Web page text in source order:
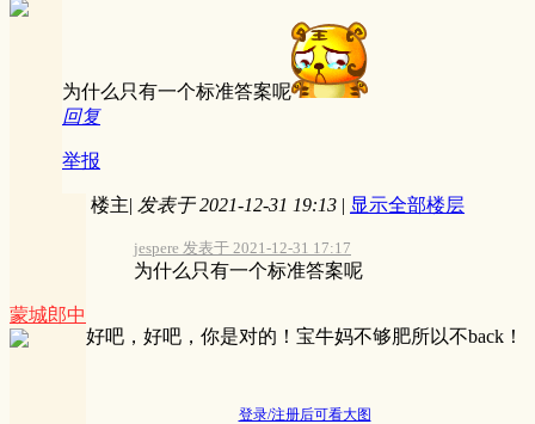
为什么只有一个标准答案呢
回复
举报
蒙城郎中
楼主| 发表于 2021-12-31 19:13 | 显示全部楼层
jespere 发表于 2021-12-31 17:17
为什么只有一个标准答案呢
好吧，好吧，你是对的！宝牛妈不够肥所以不back！
登录/注册后可看大图